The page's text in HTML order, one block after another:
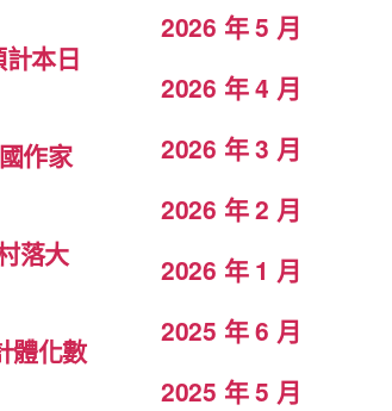
本日
作家
落大
體化數
2026 年 5 月
2026 年 4 月
2026 年 3 月
2026 年 2 月
2026 年 1 月
2025 年 6 月
2025 年 5 月